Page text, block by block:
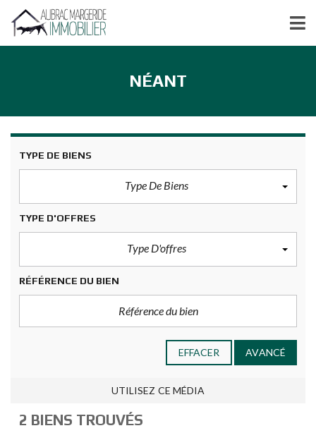
NÉANT
TYPE DE BIENS
Type De Biens
TYPE D'OFFRES
Type D'offres
RÉFÉRENCE DU BIEN
EFFACER AVANCÉ
UTILISEZ CE MÉDIA
2 BIENS TROUVÉS